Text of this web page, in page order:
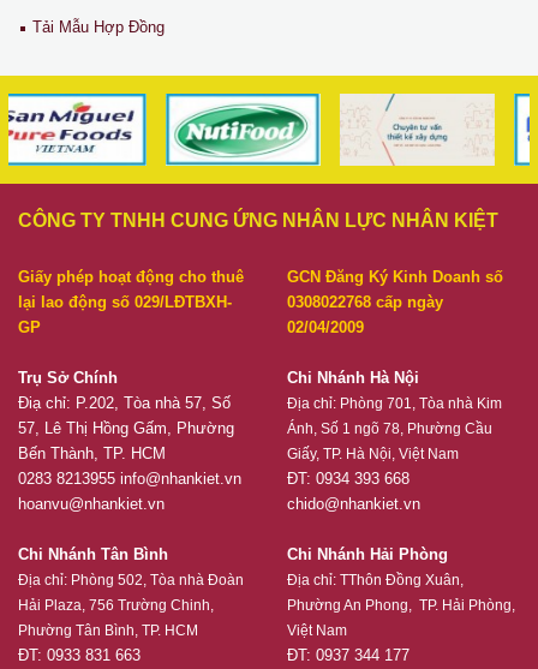
Tải Mẫu Hợp Đồng
CÔNG TY TNHH CUNG ỨNG NHÂN LỰC NHÂN KIỆT
Giấy phép hoạt động cho thuê
lại lao động số 029/LĐTBXH-
GP
Trụ Sở Chính
Điạ chỉ: P.202, Tòa nhà 57, Số
57, Lê Thị Hồng Gấm, Phường
Bến Thành, TP. HCM
0283 8213955 info@nhankiet.vn
hoanvu@nhankiet.vn
Chi Nhánh Tân Bình
Địa chỉ: Phòng 502, Tòa nhà Đoàn
Hải Plaza, 756 Trường Chinh,
Phường Tân Bình, TP. HCM
ĐT: 0933 831 663
GCN Đăng Ký Kinh Doanh số
0308022768 cấp ngày
02/04/2009
Chi Nhánh Hà Nội
Địa chỉ: Phòng 701, Tòa nhà Kim
Ánh, Số 1 ngõ 78, Phường Cầu
Giấy, TP. Hà Nội, Việt Nam
ĐT: 0934 393 668
chido@nhankiet.vn
Chi Nhánh Hải Phòng
Địa chỉ: TThôn Đồng Xuân,
Phường An Phong, TP. Hải Phòng,
Việt Nam
ĐT: 0937 344 177